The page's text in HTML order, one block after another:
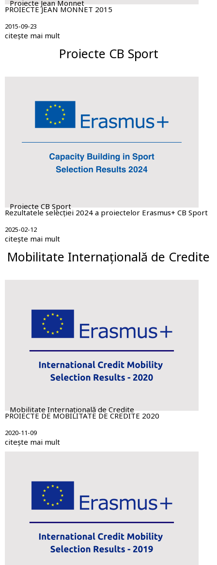
Proiecte Jean Monnet
PROIECTE JEAN MONNET 2015
2015-09-23
citește mai mult
Proiecte CB Sport
Proiecte CB Sport
Rezultatele selecției 2024 a proiectelor Erasmus+ CB Sport
2025-02-12
citește mai mult
Mobilitate Internațională de Credite
Mobilitate Internațională de Credite
PROIECTE DE MOBILITATE DE CREDITE 2020
2020-11-09
citește mai mult